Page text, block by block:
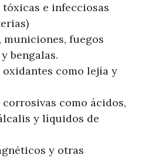
tóxicas e infecciosas
municiones, fuegos
bengalas.
oxidantes como lejía y
corrosivas como ácidos,
y líquidos de
y otras